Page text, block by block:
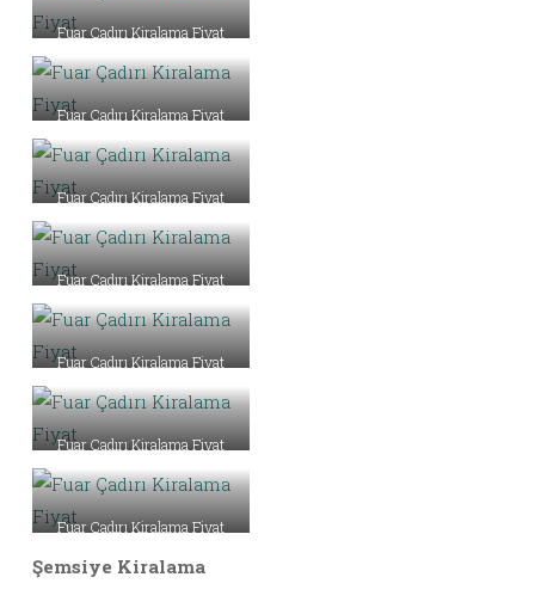
Fuar Çadırı Kiralama Fiyat
Fuar Çadırı Kiralama Fiyat
Fuar Çadırı Kiralama Fiyat
Fuar Çadırı Kiralama Fiyat
Fuar Çadırı Kiralama Fiyat
Fuar Çadırı Kiralama Fiyat
Fuar Çadırı Kiralama Fiyat
Şemsiye Kiralama